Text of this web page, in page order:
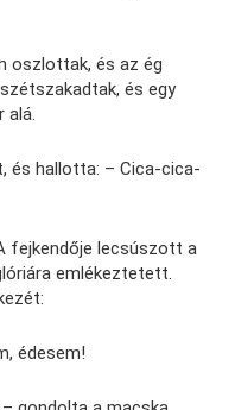
oszlottak, és az ég
és egy
alá.
és hallotta: – Cica-cica-
fejkendője lecsúszott a
emlékeztetett.
édesem!